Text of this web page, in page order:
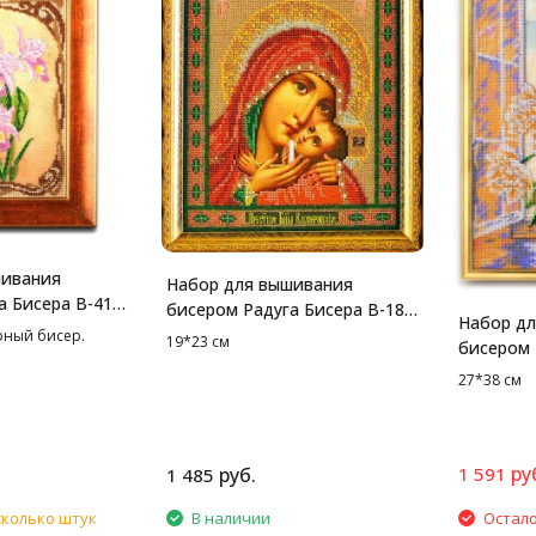
Бисера В-416
17*26
бисер.
штук
Набор для вышивания
бисером Радуга Бисера В-183
Касперовская Богородица,
19*23 см
1 485 руб.
В наличии
Набор
бисером
Пионы
27*38 см
1 591